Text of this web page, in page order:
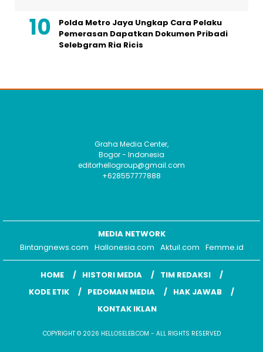
Polda Metro Jaya Ungkap Cara Pelaku
Pemerasan Dapatkan Dokumen Pribadi
Selebgram Ria Ricis
Graha Media Center,
Bogor - Indonesia
editorhellogroup@gmail.com
+628557777888
MEDIA NETWORK
Bintangnews.com Hallonesia.com Aktuil.com Femme.id
HOME HISTORI MEDIA
TIM REDAKSI
KODE ETIK
PEDOMAN MEDIA
HAK JAWAB
KONTAK IKLAN
COPYRIGHT © 2026 HELLOSELEB.COM - ALL RIGHTS RESERVED